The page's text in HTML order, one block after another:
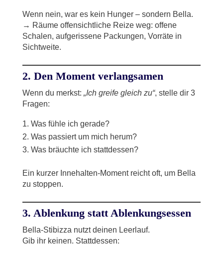
Wenn nein, war es kein Hunger – sondern Bella.
→ Räume offensichtliche Reize weg: offene
Schalen, aufgerissene Packungen, Vorräte in
Sichtweite.
2. Den Moment verlangsamen
Wenn du merkst: „Ich greife gleich zu“, stelle dir 3
Fragen:
Was fühle ich gerade?
Was passiert um mich herum?
Was bräuchte ich stattdessen?
Ein kurzer Innehalten-Moment reicht oft, um Bella
zu stoppen.
3. Ablenkung statt Ablenkungsessen
Bella-Stibizza nutzt deinen Leerlauf.
Gib ihr keinen. Stattdessen: